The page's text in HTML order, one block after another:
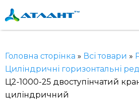
Головна сторінка » Всі товари »
Циліндричні горизонтальні
Ц2-1000-25 двоступінчатий
циліндричний